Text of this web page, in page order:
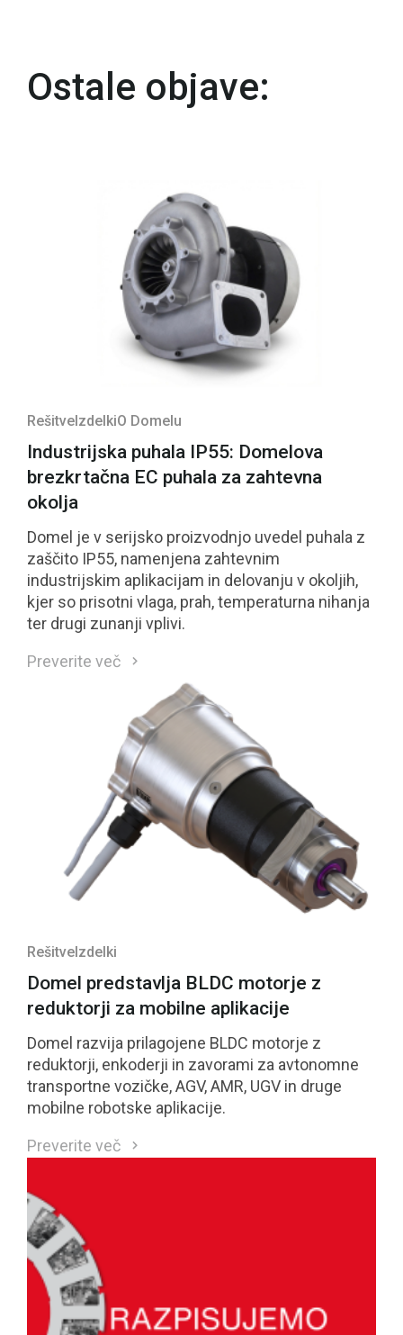
Ostale objave:
Rešitve IzdelkiO Domelu
Industrijska puhala IP55: Domelova
brezkrtačna EC puhala za zahtevna
okolja
Domel je v serijsko proizvodnjo uvedel puhala z
zaščito IP55, namenjena zahtevnim
industrijskim aplikacijam in delovanju v okoljih,
kjer so prisotni vlaga, prah, temperaturna nihanja
ter drugi zunanji vplivi.
Preverite več
RešitveIzdelki
Domel predstavlja BLDC motorje z
reduktorji za mobilne aplikacije
Domel razvija prilagojene BLDC motorje z
reduktorji, enkoderji in zavorami za avtonomne
transportne vozičke, AGV, AMR, UGV in druge
mobilne robotske aplikacije.
Preverite več